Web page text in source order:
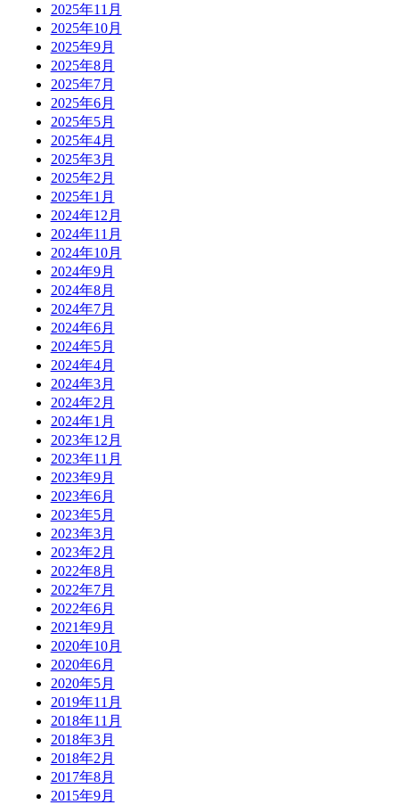
2025年11月
2025年10月
2025年9月
2025年8月
2025年7月
2025年6月
2025年5月
2025年4月
2025年3月
2025年2月
2025年1月
2024年12月
2024年11月
2024年10月
2024年9月
2024年8月
2024年7月
2024年6月
2024年5月
2024年4月
2024年3月
2024年2月
2024年1月
2023年12月
2023年11月
2023年9月
2023年6月
2023年5月
2023年3月
2023年2月
2022年8月
2022年7月
2022年6月
2021年9月
2020年10月
2020年6月
2020年5月
2019年11月
2018年11月
2018年3月
2018年2月
2017年8月
2015年9月